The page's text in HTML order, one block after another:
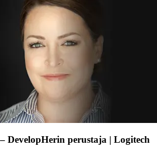
DevelopHerin perustaja | Logitech